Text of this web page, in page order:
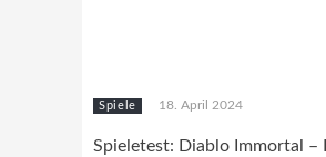
Spiele 18. April 2024
Spieletest: Diablo Immortal –